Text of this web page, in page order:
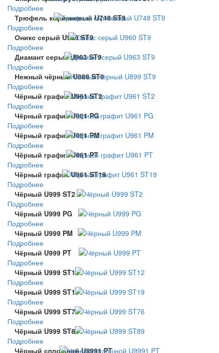
Подробнее
Трюфель коричневый U748 ST9
Подробнее
Оникс серый U960 ST9
Подробнее
Диамант серый U963 ST9
Подробнее
Нежный чёрный U899 ST9
Подробнее
Чёрный графит U961 ST2
Подробнее
Чёрный графит U961 PG
Подробнее
Чёрный графит U961 PM
Подробнее
Чёрный графит U961 PT
Подробнее
Чёрный графит U961 ST19
Подробнее
Чёрный U999 ST2
Подробнее
Чёрный U999 PG
Подробнее
Чёрный U999 PM
Подробнее
Чёрный U999 PT
Подробнее
Чёрный U999 ST12
Подробнее
Чёрный U999 ST19
Подробнее
Чёрный U999 ST76
Подробнее
Чёрный U999 ST89
Подробнее
Чёрный сплошной U9991 PT